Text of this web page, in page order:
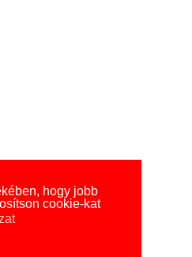
hogy jobb
cookie-kat